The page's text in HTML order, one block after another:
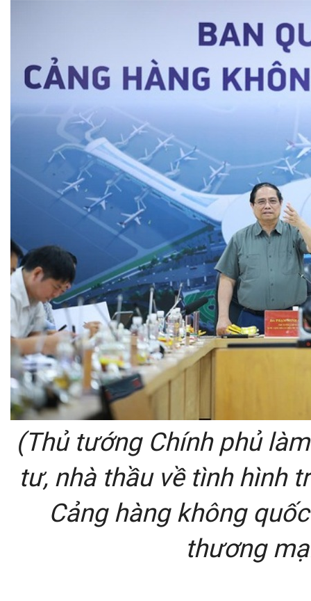
(Thủ tướng Chính phủ
tư, nhà thầu về tình hình
Cảng hàng không
thương